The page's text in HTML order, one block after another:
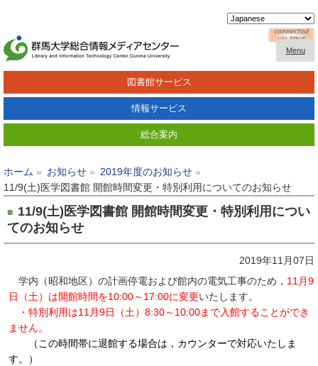
Menu
図書館サービス
情報サービス
総合案内
ホーム お知らせ
2019年度のお知らせ
11/9(土)医学図書館 開館時間変更・特別利用についてのお知らせ
11/9(土)医学図書館 開館時間変更・特別利用につい
てのお知らせ
2019年11月07日
学内（昭和地区）の計画停電および館内の電気工事のため， 11月9
日（土）は開館時間を10:00～17:00に変更いたします。
・特別利用は11月9日（土）8:30～10:00まで入館することができ
ません。
（この時間帯に退館する場合は，カウンターで対応いたしま
す。）